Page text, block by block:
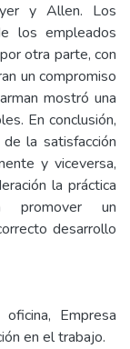
y Allen. Los
los empleados
otra parte, con
un compromiso
mostró una
En conclusión,
la satisfacción
y viceversa,
la práctica
promover un
desarrollo
Empresa
en el trabajo.